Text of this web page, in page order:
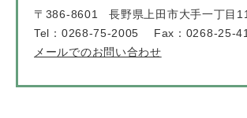
〒386-8601
長野県上田市大手一丁目
Tel：0268-75-2005
Fax：0268-25-
メールでのお問い合わせ